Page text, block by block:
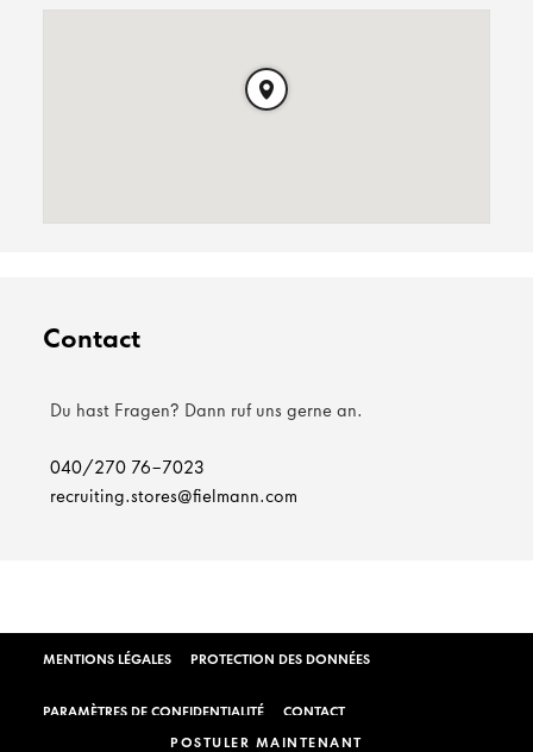
POSTULER MAINTENANT
Contact
Du hast Fragen? Dann ruf uns gerne an.
040/270 76-7023
recruiting.stores@fielmann.com
MENTIONS LÉGALES PROTECTION DES DONNÉES
PARAMÈTRES DE CONFIDENTIALITÉ CONTACT